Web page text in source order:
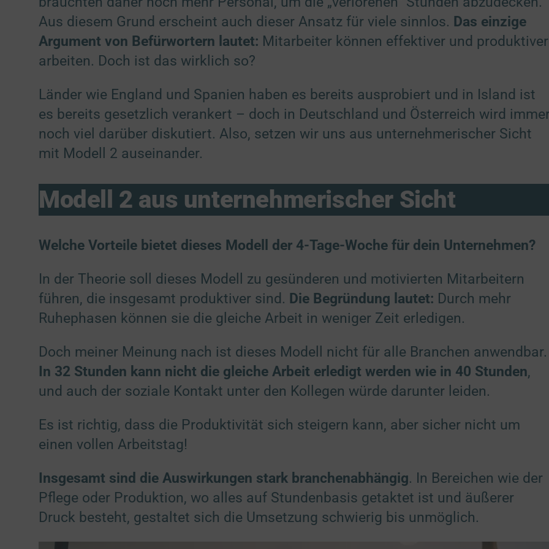
Aus diesem Grund erscheint auch dieser Ansatz für viele sinnlos. Das einzige
Argument von Befürwortern lautet: Mitarbeiter können effektiver und produktiver
arbeiten. Doch ist das wirklich so?
Länder wie England und Spanien haben es bereits ausprobiert und in Island ist
es bereits gesetzlich verankert – doch in Deutschland und Österreich wird immer
noch viel darüber diskutiert. Also, setzen wir uns aus unternehmerischer Sicht
mit Modell 2 auseinander.
Modell 2 aus unternehmerischer Sicht
Welche Vorteile bietet dieses Modell der 4-Tage-Woche für dein Unternehmen?
In der Theorie soll dieses Modell zu gesünderen und motivierten Mitarbeitern
führen, die insgesamt produktiver sind. Die Begründung lautet: Durch mehr
Ruhephasen können sie die gleiche Arbeit in weniger Zeit erledigen.
Doch meiner Meinung nach ist dieses Modell nicht für alle Branchen anwendbar.
In 32 Stunden kann nicht die gleiche Arbeit erledigt werden wie in 40 Stunden,
und auch der soziale Kontakt unter den Kollegen würde darunter leiden.
Es ist richtig, dass die Produktivität sich steigern kann, aber sicher nicht um
einen vollen Arbeitstag!
Insgesamt sind die Auswirkungen stark branchenabhängig. In Bereichen wie der
Pflege oder Produktion, wo alles auf Stundenbasis getaktet ist und äußerer
Druck besteht, gestaltet sich die Umsetzung schwierig bis unmöglich.
verschiedenen Quellen
1 Partner
- mit berechtigtem Interesse
1 Partner
- mit berechtigtem Interesse
1 Partner
Spezielle Zwecke(3)
Bereitstellung und Anzeige von Werbung und Inhalten
2 Partner
1 Partner
Features(3)
Abgleichung und Kombination von Daten aus unterschiedlichen Quellen
Verknüpfung verschiedener Endgeräte
Identifikation von Endgeräten anhand automatisch übermittelter Informationen
1 Partner
Anonyme Auswertung zur Fehlerbehebung und Weiterentwicklung
Hotjar Limited, Malta
Details
Targeting / Profiling / Werbung (nicht IAB)
(4)